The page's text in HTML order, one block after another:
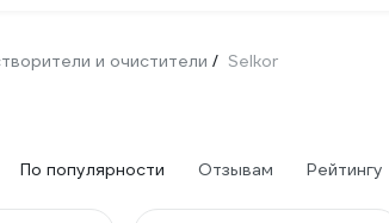
и очистители / Selkor
По популярности Отзывам Рейтингу